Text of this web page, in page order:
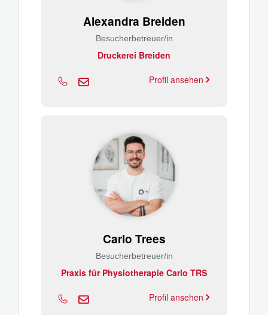
Alexandra Breiden
Besucherbetreuer/in
Druckerei Breiden
Profil ansehen
Carlo Trees
Besucherbetreuer/in
Praxis für Physiotherapie Carlo TRS
Profil ansehen